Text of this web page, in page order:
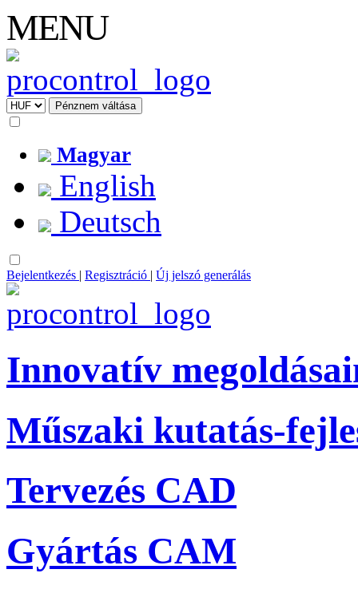
MENU
Magyar
English
Deutsch
Bejelentkezés | Regisztráció | Új jelszó generálás
Innovatív
Műszaki kutatás-
Tervezés CAD
Gyártás CAM